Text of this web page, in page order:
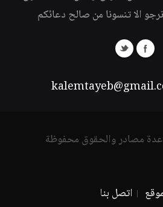
الا تنسونا من صالح دعائكم
مصادر والحقوق محفوظة
اتصل بنا